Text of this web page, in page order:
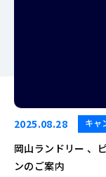
2025.08.28 キャ
岡山ランドリー 、
ンのご案内